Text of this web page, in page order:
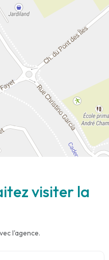
visiter la
l'agence.